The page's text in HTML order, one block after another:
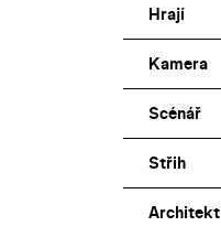
Hrají
Kamera
Scénář
Střih
Architekt